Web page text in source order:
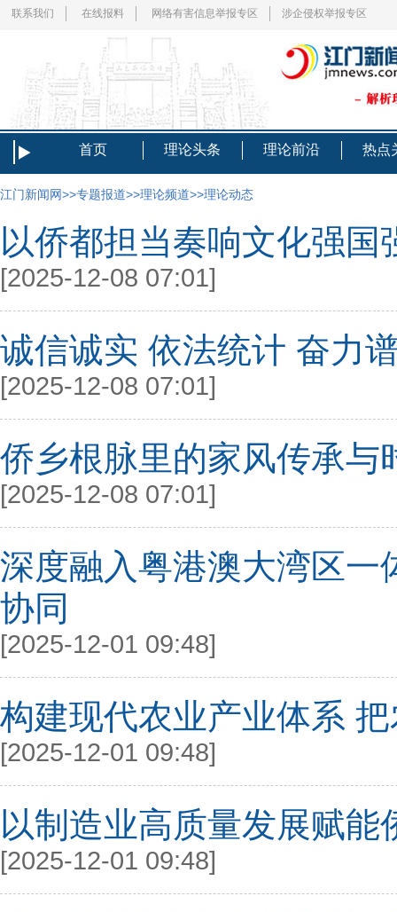
联系我们 在线报料 网络有害信息举报专区 涉企侵权举报专区
首页 理论头条 理论前沿 热点
江门新闻网>>专题报道>>理论频道>>理论动态
以侨都担当奏响文化强国
[2025-12-08 07:01]
诚信诚实 依法统计 奋力
[2025-12-08 07:01]
侨乡根脉里的家风传承与
[2025-12-08 07:01]
深度融入粤港澳大湾区一
协同
[2025-12-01 09:48]
构建现代农业产业体系
[2025-12-01 09:48]
以制造业高质量发展赋能
[2025-12-01 09:48]